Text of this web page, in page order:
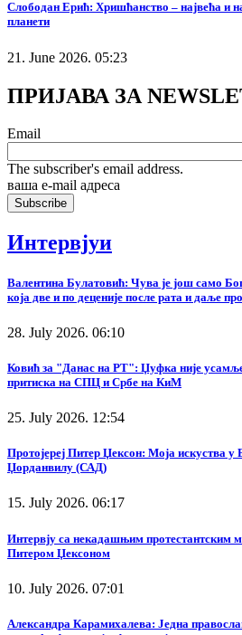
Слободан Ерић: Хришћанство – највећа и
планети
21. June 2026. 05:23
ПРИЈАВА ЗА
Email
The subscriber's email address.
ваша е-mail адреса
Интервјуи
Валентина Булатовић: Чува је још само
која две и по деценије после рата и даље
28. July 2026. 06:10
Ковић за "Данас на РТ": Џуфка није
притиска на СПЦ и Србе на КиМ
25. July 2026. 12:54
Протојереј Питер Џексон: Моја искуства у
Џорданвилу (САД)
15. July 2026. 06:17
Интервју са некадашњим
Питером Џексоном
10. July 2026. 07:01
Александра Карамихалева: Једна